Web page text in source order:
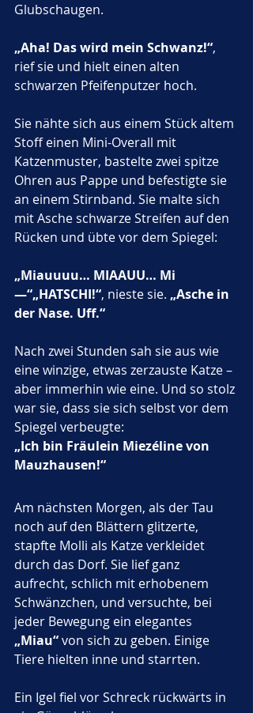
Glubschaugen.
„Aha! Das wird mein Schwanz!“,
rief sie und hielt einen alten
schwarzen Pfeifenputzer hoch.
Sie nähte sich aus einem Stück altem
Stoff einen Mini-Overall mit
Katzenmuster, bastelte zwei spitze
Ohren aus Pappe und befestigte sie
an einem Stirnband. Sie malte sich
mit Asche schwarze Streifen auf den
Rücken und übte vor dem Spiegel:
„Miauuuu… MIAAUU… Mi
—“„HATSCHI!“, nieste sie. „Asche in
der Nase. Uff.“
Nach zwei Stunden sah sie aus wie
eine winzige, etwas zerzauste Katze –
aber immerhin wie eine. Und so stolz
war sie, dass sie sich selbst vor dem
Spiegel verbeugte:
„Ich bin Fräulein Miezéline von
Mauzhausen!“
Am nächsten Morgen, als der Tau
noch auf den Blättern glitzerte,
stapfte Molli als Katze verkleidet
durch das Dorf. Sie lief ganz
aufrecht, schlich mit erhobenem
Schwänzchen, und versuchte, bei
jeder Bewegung ein elegantes
„Miau“ von sich zu geben. Einige
Tiere hielten inne und starrten.
Ein Igel fiel vor Schreck rückwärts in